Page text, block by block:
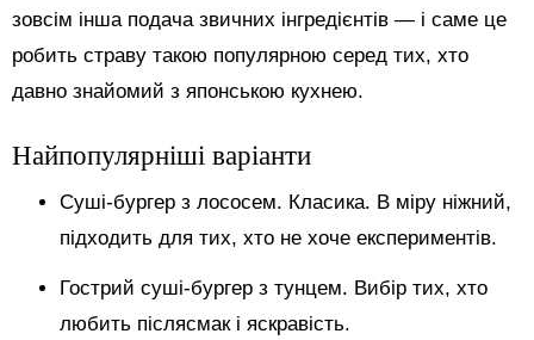
зовсім інша подача звичних інгредієнтів — і саме це
робить страву такою популярною серед тих, хто
давно знайомий з японською кухнею.
Найпопулярніші варіанти
Суші-бургер з лососем. Класика. В міру ніжний,
підходить для тих, хто не хоче експериментів.
Гострий суші-бургер з тунцем. Вибір тих, хто
любить післясмак і яскравість.